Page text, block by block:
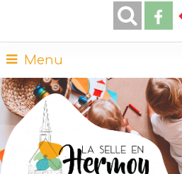
Menu